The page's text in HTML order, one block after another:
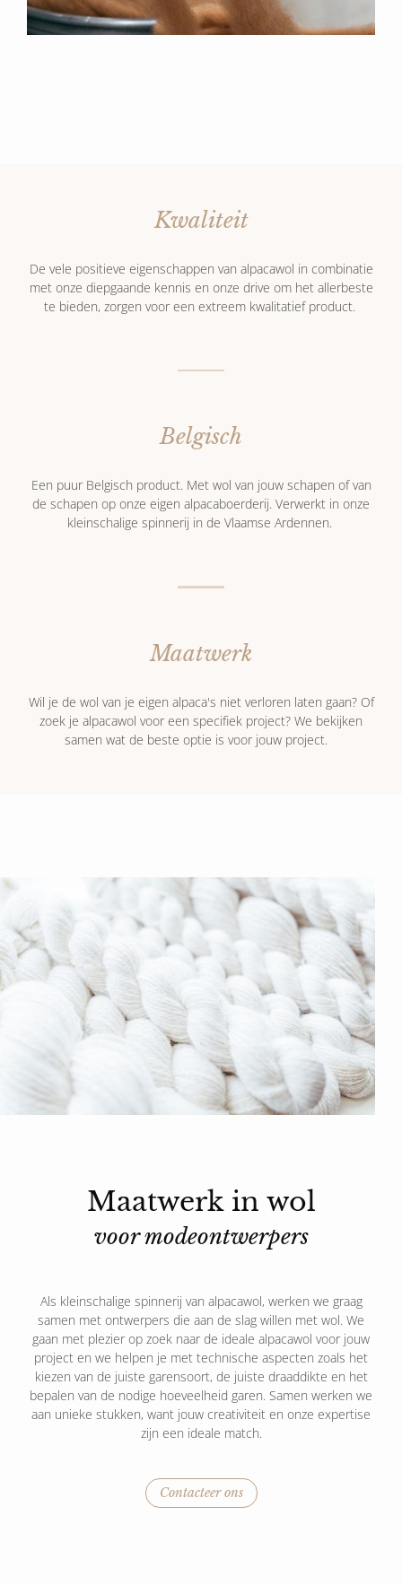
Kwaliteit
De vele positieve eigenschappen van alpacawol in combinatie
met onze diepgaande kennis en onze drive om het allerbeste
te bieden, zorgen voor een extreem kwalitatief product.
Belgisch
Een puur Belgisch product. Met wol van jouw schapen of van
de schapen op onze eigen alpacaboerderij. Verwerkt in onze
kleinschalige spinnerij in de Vlaamse Ardennen.
Maatwerk
Wil je de wol van je eigen alpaca's niet verloren laten gaan? Of
zoek je alpacawol voor een specifiek project? We bekijken
samen wat de beste optie is voor jouw project.
Maatwerk in wol
voor modeontwerpers
Als kleinschalige spinnerij van alpacawol, werken we graag
samen met ontwerpers die aan de slag willen met wol. We
gaan met plezier op zoek naar de ideale alpacawol voor jouw
project en we helpen je met technische aspecten zoals het
kiezen van de juiste garensoort, de juiste draaddikte en het
bepalen van de nodige hoeveelheid garen. Samen werken we
aan unieke stukken, want jouw creativiteit en onze expertise
zijn een ideale match.
Contacteer ons